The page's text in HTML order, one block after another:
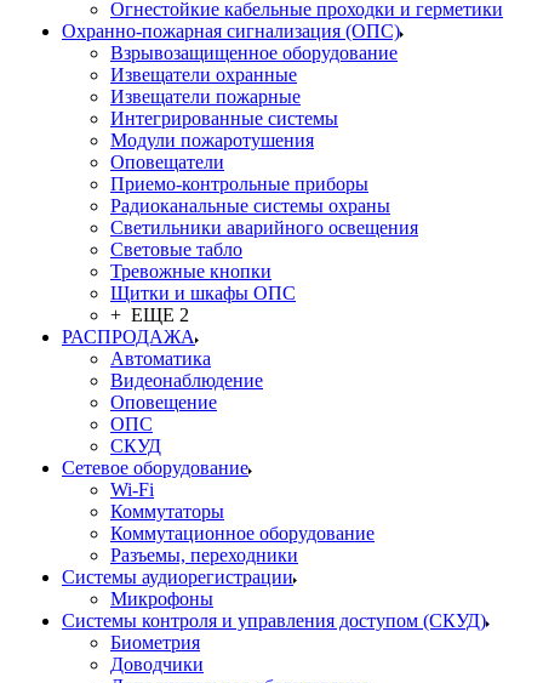
Огнестойкие кабельные проходки и герметики
Охранно-пожарная сигнализация (ОПС)
Взрывозащищенное оборудование
Извещатели охранные
Извещатели пожарные
Интегрированные системы
Модули пожаротушения
Оповещатели
Приемо-контрольные приборы
Радиоканальные системы охраны
Светильники аварийного освещения
Световые табло
Тревожные кнопки
Щитки и шкафы ОПС
+ ЕЩЕ 2
РАСПРОДАЖА
Автоматика
Видеонаблюдение
Оповещение
ОПС
СКУД
Сетевое оборудование
Wi-Fi
Коммутаторы
Коммутационное оборудование
Разъемы, переходники
Системы аудиорегистрации
Микрофоны
Системы контроля и управления доступом (СКУД)
Биометрия
Доводчики